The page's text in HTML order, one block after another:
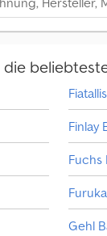
Finlay
Fuchs
Gehl